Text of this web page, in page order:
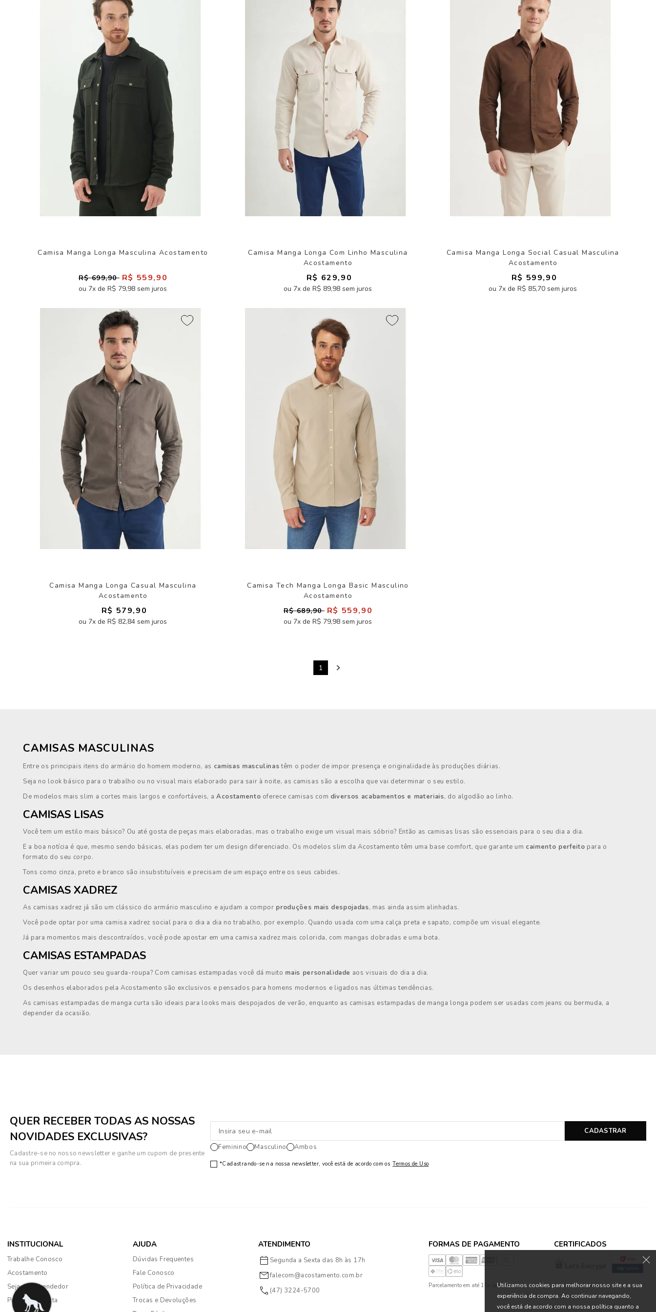
Camisa Manga Longa Masculina Acostamento
R$ 699,90 R$ 559,90
ou 7x de R$ 79,98 sem juros
Camisa Manga Longa Com Linho Masculina
Acostamento
R$ 629,90
ou 7x de R$ 89,98 sem juros
Camisa Manga Longa Social Casual Masculina
Acostamento
R$ 599,90
ou 7x de R$ 85,70 sem juros
Camisa Manga Longa Casual Masculina
Acostamento
R$ 579,90
ou 7x de R$ 82,84 sem juros
Camisa Tech Manga Longa Basic Masculino
Acostamento
R$ 689,90 R$ 559,90
ou 7x de R$ 79,98 sem juros
1
CAMISAS MASCULINAS
Entre os principais itens do armário do homem moderno, as camisas masculinastêm o poder de impor presença e originalidade às produções diárias.
Seja no look básico para o trabalho ou no visual mais elaborado para sair à noite, as camisas são a escolha que vai determinar o seu estilo.
De modelos mais slim a cortes mais largos e confortáveis, a Acostamento oferece camisas com diversos acabamentos e materiais, do algodão ao linho.
CAMISAS LISAS
Você tem um estilo mais básico? Ou até gosta de peças mais elaboradas, mas o trabalho exige um visual mais sóbrio? Então as camisas lisas são essenciais para o seu dia a dia.
E a boa notícia é que, mesmo sendo básicas, elas podem ter um design diferenciado. Os modelos slim da Acostamento têm uma base comfort, que garante um caimento perfeito para o
formato do seu corpo.
Tons como cinza, preto e branco são insubstituíveis e precisam de um espaço entre os seus cabides.
CAMISAS XADREZ
As camisas xadrez já são um clássico do armário masculino e ajudam a compor produções mais despojadas, mas ainda assim alinhadas.
Você pode optar por uma camisa xadrez social para o dia a dia no trabalho, por exemplo. Quando usada com uma calça preta e sapato, compõe um visual elegante.
Já para momentos mais descontraídos, você pode apostar em uma camisa xadrez mais colorida, com mangas dobradas e uma bota.
CAMISAS ESTAMPADAS
Quer variar um pouco seu guarda-roupa? Com camisas estampadas você dá muito mais personalidade aos visuais do dia a dia.
Os desenhos elaborados pela Acostamento são exclusivos e pensados para homens modernos e ligados nas últimas tendências.
As camisas estampadas de manga curta são ideais para looks mais despojados de verão, enquanto as camisas estampadas de manga longa podem ser usadas com jeans ou bermuda, a
depender da ocasião.
QUER RECEBER TODAS AS NOSSAS
NOVIDADES EXCLUSIVAS?
Cadastre-se no nosso newsletter e ganhe um cupom de presente
na sua primeira compra.
CADASTRAR
Feminino
Masculino Ambos
*Cadastrando-se na nossa newsletter, você está de acordo com os Termos de Uso
INSTITUCIONAL
Trabalhe Conosco
Acostamento
Seja um revendedor
Portal do Lojista
AJUDA
Dúvidas Frequentes
Fale Conosco
Política de Privacidade
Trocas e Devoluções
ATENDIMENTO
Segunda a Sexta das 8h às 17h
falecom@acostamento.com.br
(47) 3224-5700
FORMAS DE PAGAMENTO
Parcelamento em até 10x sem juros
CERTIFICADOS
Utilizamos cookies para melhorar nosso site e a sua
experiência de compra. Ao continuar navegando,
você está de acordo com a nossa política quanto a